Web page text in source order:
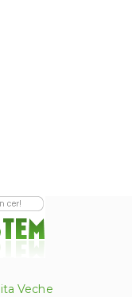
Veche